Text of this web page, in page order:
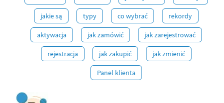
jakie są typy co wybrać rekordy
aktywacja jak zamówić jak zarejestrować
rejestracja jak zakupić jak zmienić
Panel klienta